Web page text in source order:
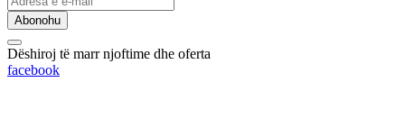
Abonohu
Dëshiroj të marr njoftime dhe oferta
facebook